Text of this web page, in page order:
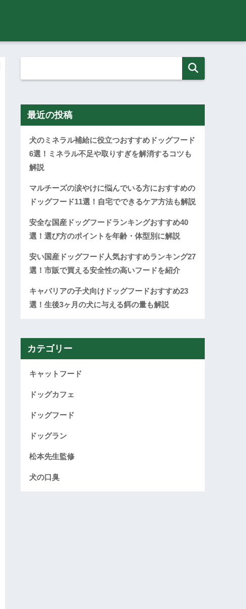
最近の投稿
犬のミネラル補給に役立つおすすめドッグフード
6選！ミネラル不足や取りすぎを解消するコツも
解説
マルチーズの涙やけに悩んでいる方におすすめの
ドッグフード11選！自宅でできるケア方法も解説
安全な国産ドッグフードランキングおすすめ40
選！選び方のポイントを年齢・体型別に解説
安い国産ドッグフード人気おすすめランキング27
選！市販で買える安全性の高いフードを紹介
キャバリアの子犬向けドッグフードおすすめ23
選！生後3ヶ月の犬に与える餌の量も解説
カテゴリー
キャットフード
ドッグカフェ
ドッグフード
ドッグラン
松本先生監修
犬の口臭